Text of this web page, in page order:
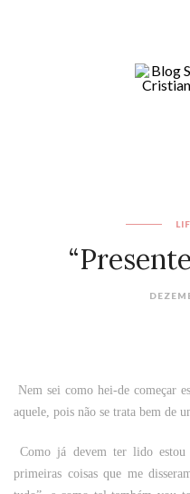
Nem sei como hei-de começar
aquele, pois não se trata bem de
Como já devem ter lido estou
primeiras coisas que me